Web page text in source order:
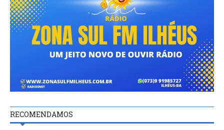
RECOMENDAMOS